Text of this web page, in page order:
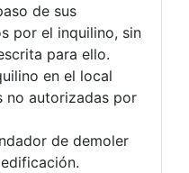
de sus
por el inquilino, sin
para ello.
en el local
no autorizadas por
de demoler